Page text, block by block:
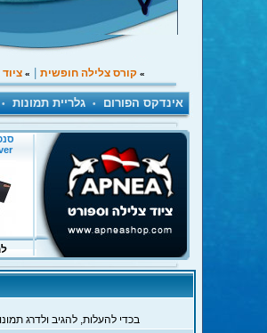
» קורס צלילה חופשית |
»
אינדקס הפורום • גלריית תמונות •
בכדי להעלות, להגיב ולדרג